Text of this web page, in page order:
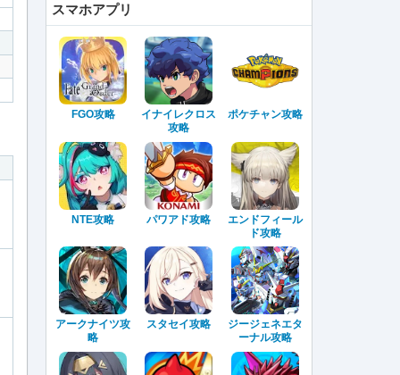
スマホアプリ
FGO攻略
イナイレクロス
攻略
ポケチャン攻略
NTE攻略 パワアド攻略
エンドフィール
ド攻略
アークナイツ攻
略
スタセイ攻略
ジージェネエタ
ーナル攻略